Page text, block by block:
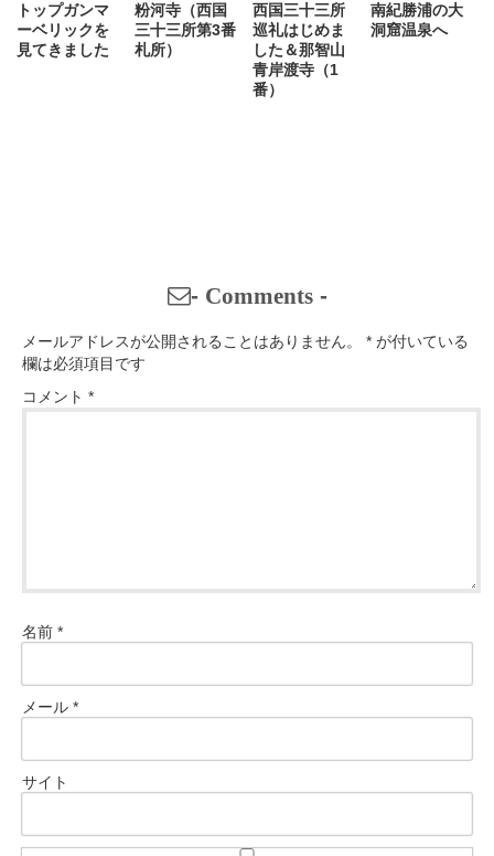
トップガンマ
ーベリックを
見てきました
粉河寺（西国
三十三所第3番
札所）
西国三十三所
巡礼はじめま
した＆那智山
青岸渡寺（1
番）
南紀勝浦の大
洞窟温泉へ
- Comments-
メールアドレスが公開されることはありません。 * が付いている
欄は必須項目です
コメント *
名前 *
メール *
サイト